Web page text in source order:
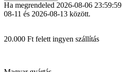
Ha megrendeled 2026-08-06 23:59:59
08-11 és 2026-08-13 között.
20.000 Ft felett ingyen szállítás